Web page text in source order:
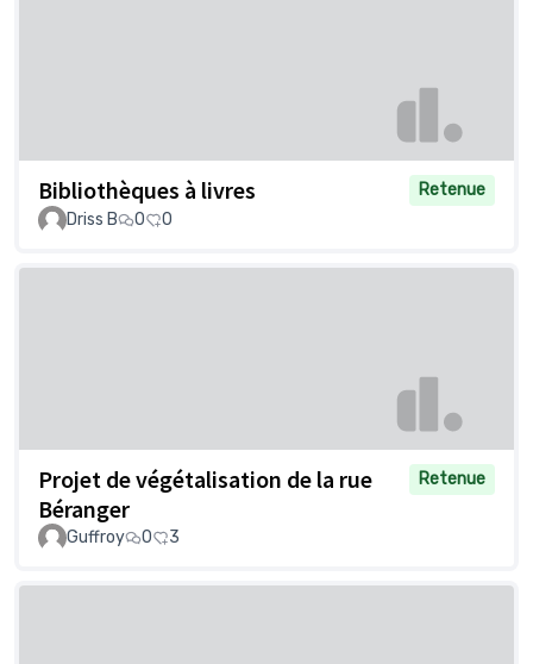
Bibliothèques à livres
Retenue
Driss B
0 0
Projet de végétalisation de la rue
Béranger
Retenue
Guffroy 0 3